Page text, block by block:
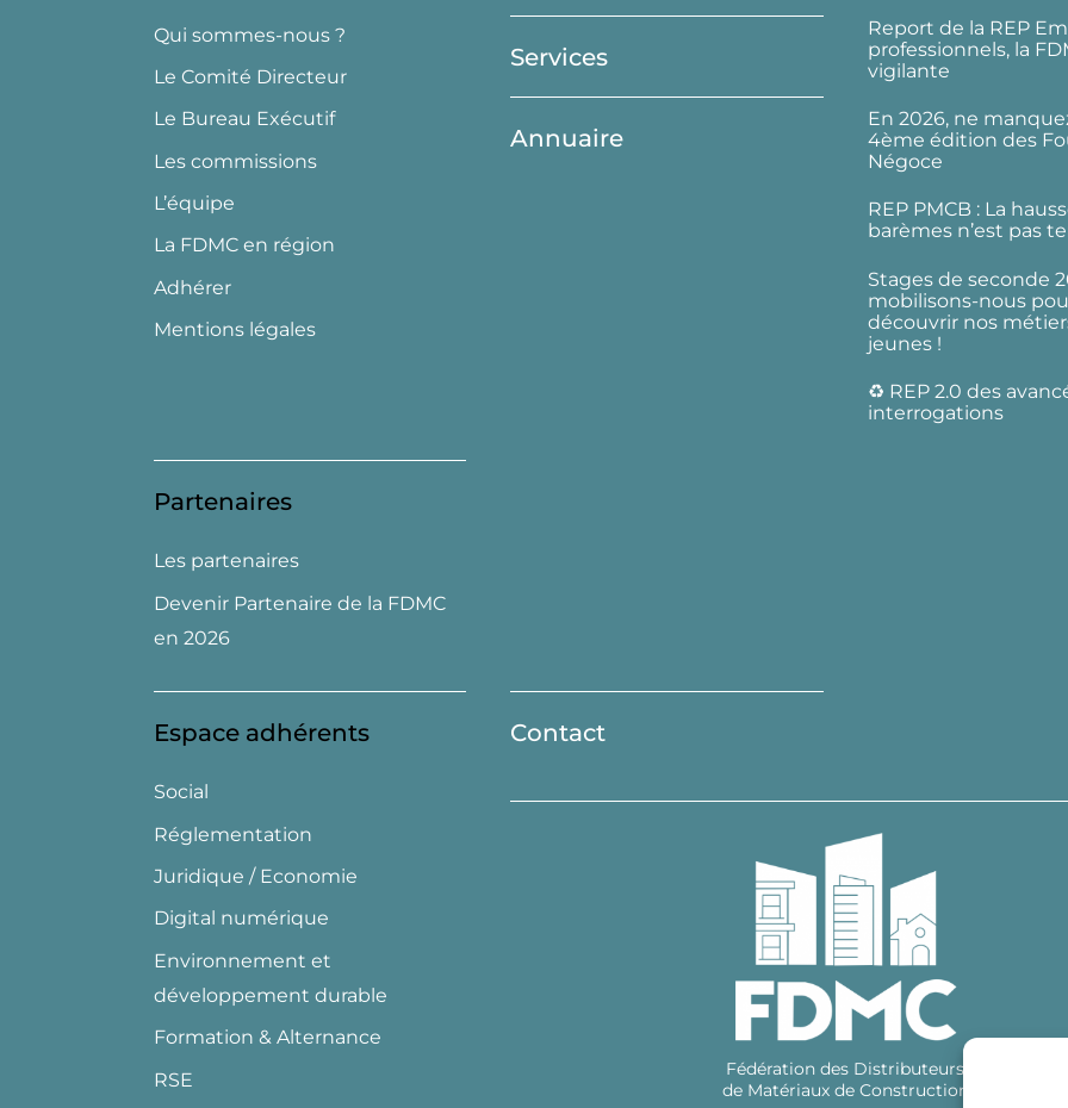
Top
Qui sommes-nous ?
Le Comité Directeur
Le Bureau Exécutif
Les commissions
L’équipe
La FDMC en région
Adhérer
Mentions légales
Services
Annuaire
Report de la REP
professionnels, la
vigilante
En 2026, ne
4ème édition des
Négoce
REP PMCB : La
barèmes n’est pas
Stages de seconde
mobilisons-nous
découvrir nos
jeunes !
♻️ REP 2.0 des
interrogations
Partenaires
Les partenaires
Devenir Partenaire de la FDMC
en 2026
Espace adhérents
Social
Réglementation
Juridique / Economie
Digital numérique
Environnement et
développement durable
Formation & Alternance
RSE
Contact
Fédération des Distributeurs
de Matériaux de Construction